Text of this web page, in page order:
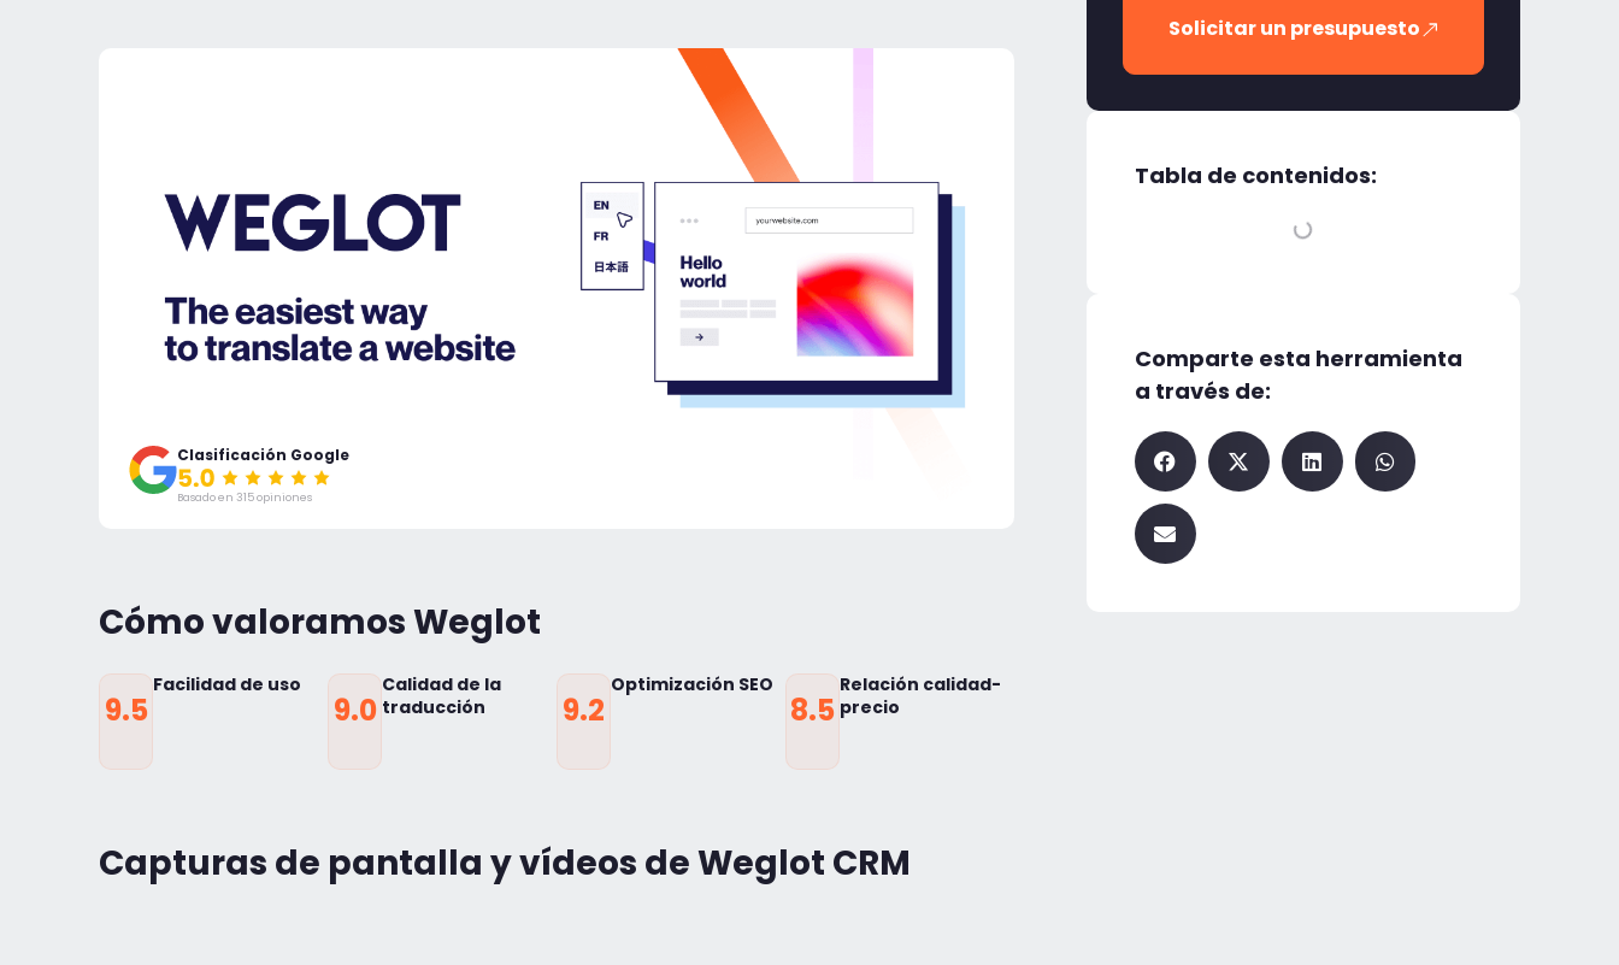
Clasificación Google
Basado en 315 opiniones
Cómo valoramos Weglot
9.5
Facilidad de uso
9.0
Calidad de la
traducción
9.2
Optimización SEO
8.5
Relación calidad-
precio
Capturas de pantalla y vídeos de Weglot CRM
Solicitar un presupuesto
Tabla de contenidos:
Comparte esta herramienta
a través de: